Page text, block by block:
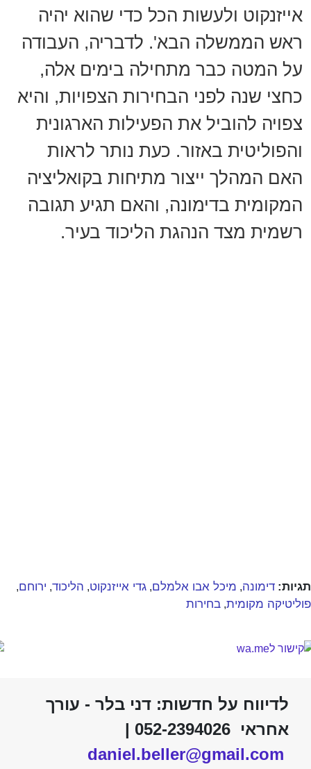
אייזנקוט ולעשות הכל כדי שהוא יהיה
ראש הממשלה הבא'. לדבריה, העבודה
על המטה כבר מתחילה בימים אלה,
כחצי שנה לפני הבחירות הצפויות, והיא
צפויה להוביל את הפעילות הארגונית
והפוליטית באזור. כעת נותר לראות
האם המהלך ייצור מתיחות בקואליציה
המקומית בדימונה, והאם תגיע תגובה
רשמית מצד הנהגת הליכוד בעיר.
תגיות: דימונה, מיכל אבו אלמלם, גדי אייזנקוט, הליכוד, ירוחם,
פוליטיקה מקומית, בחירות
לדיווח על חדשות: דני בלר - עורך
אחראי 052-2394026 |
daniel.beller@gmail.com